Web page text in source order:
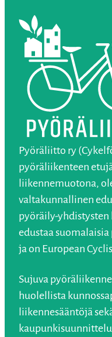
Pyöräliitto ry
pyöräliikenteen
liikennemuotona,
valtakunnallinen
pyöräily-
edustaa
ja on European
Sujuva
huolellista
liikennesääntöjä